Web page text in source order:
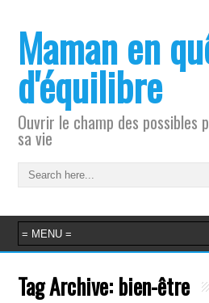
Maman en
d'équilibre
Ouvrir le champ des possibles
sa vie
Tag Archive: bien-être